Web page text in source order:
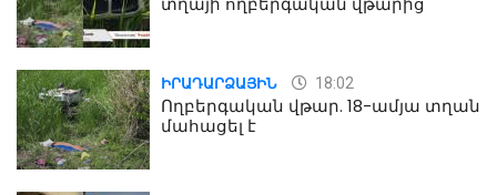
ԻՐԱԴԱՐՁԱՅԻՆ 18:02
Ողբերգական վթար. 18-ամյա տղան
մահացել է